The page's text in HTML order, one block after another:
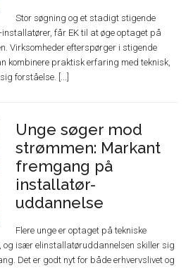
Stor søgning og et stadigt stigende
installatører, får EK til at øge optaget på
Virksomheder efterspørger i stigende
kombinere praktisk erfaring med teknisk,
forståelse. [...]
Unge søger mod
strømmen: Markant
fremgang på
installatør-
uddannelse
Flere unge er optaget på tekniske
og især elinstallatøruddannelsen skiller sig
Det er godt nyt for både erhvervslivet og